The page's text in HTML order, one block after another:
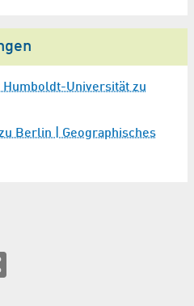
Universität zu
Berlin | Geographisches